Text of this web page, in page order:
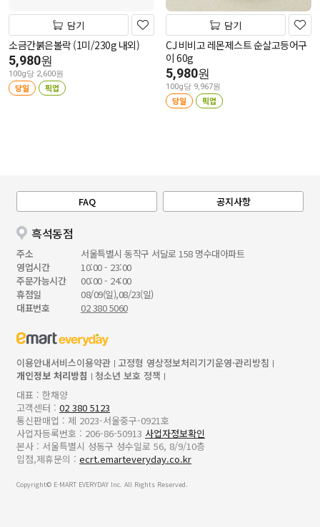
담기
소금간붉은볼락 (1미/230g 내외)
5,980원
100g당 2,600원
당일 픽업
담기
CJ 비비고 레몬제스트 순살고등어구
이 60g
5,980원
100g당 9,967원
당일 픽업
FAQ 공지사항
흑석동점
주소
서울특별시 동작구 서달로 158 명수대아파트
영업시간
10:00 - 23:00
주문가능시간
00:00 - 24:00
휴점일
08/09(일),08/23(일)
대표번호
02 380 5060
이용안내서비스이용약관 고정형 영상정보처리기기운영·관리방침
개인정보 처리방침
청소년 보호 정책
대표 : 한채양
고객센터 : 02 380 5123
통신판매업 : 제 2023-서울중구-0921호
사업자등록번호 : 206-86-50913 사업자정보확인
본사 : 서울특별시 성동구 성수일로 56, 8/9/10층
입점,제휴문의 : ecrt.emarteveryday.co.kr
Copyright© E-MART EVERYDAY Inc. All Rights Reserved.